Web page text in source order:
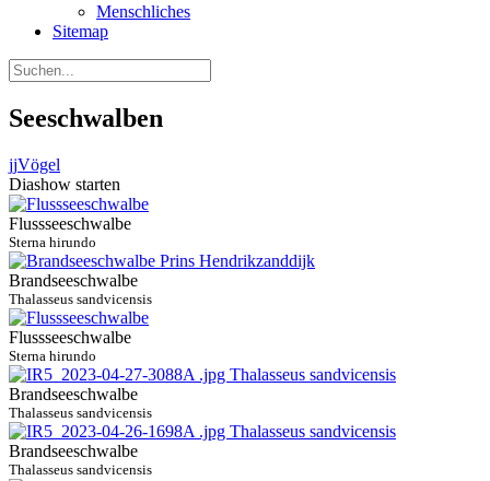
Menschliches
Sitemap
Seeschwalben
jjVögel
Diashow starten
Flussseeschwalbe
Sterna hirundo
Brandseeschwalbe
Thalasseus sandvicensis
Flussseeschwalbe
Sterna hirundo
Brandseeschwalbe
Thalasseus sandvicensis
Brandseeschwalbe
Thalasseus sandvicensis